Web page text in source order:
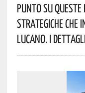
Punto Su
Strategiche
Lucano. I Dettagli